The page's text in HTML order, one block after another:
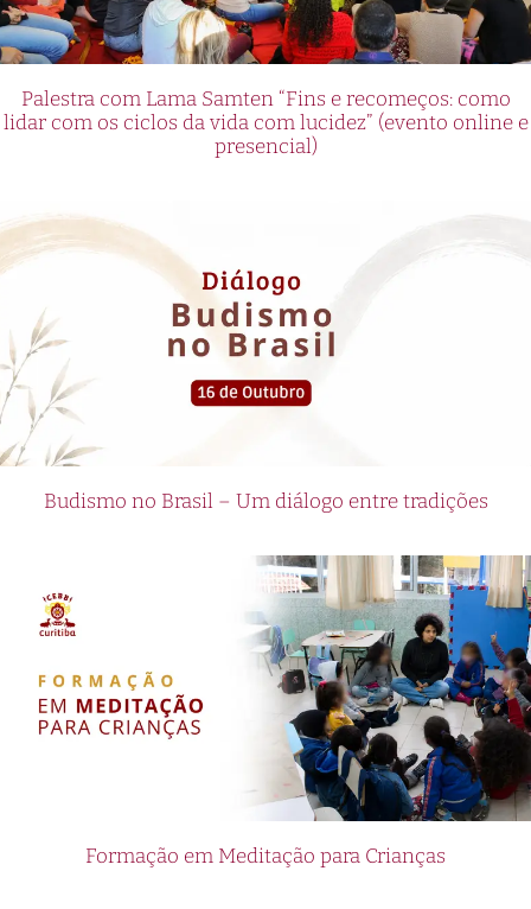
Palestra com Lama Samten “Fins e recomeços: como
lidar com os ciclos da vida com lucidez” (evento online e
presencial)
Budismo no Brasil – Um diálogo entre tradições
Formação em Meditação para Crianças